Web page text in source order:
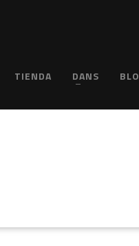
TIENDA DANS